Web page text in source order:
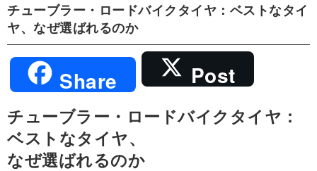
チューブラー・ロードバイクタイヤ：ベストなタイ
ヤ、なぜ選ばれるのか
Share Post
チューブラー・ロードバイクタイヤ：
ベストなタイヤ、
なぜ選ばれるのか